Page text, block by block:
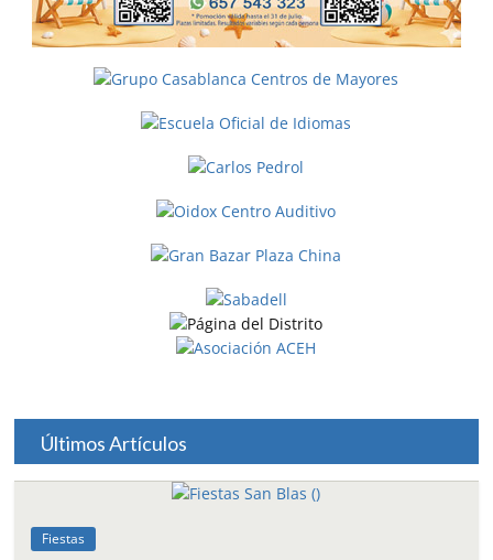
Últimos Artículos
Fiestas